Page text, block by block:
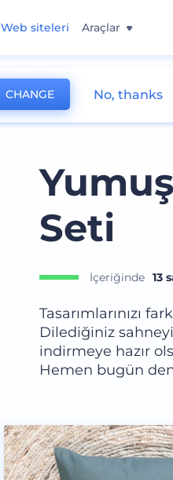
Web siteleri Araçlar
Seti
İçeriğinde 13
Tasarımlarınızı
Dilediğiniz
indirmeye hazır
Hemen bugün
CHANGE No, thanks